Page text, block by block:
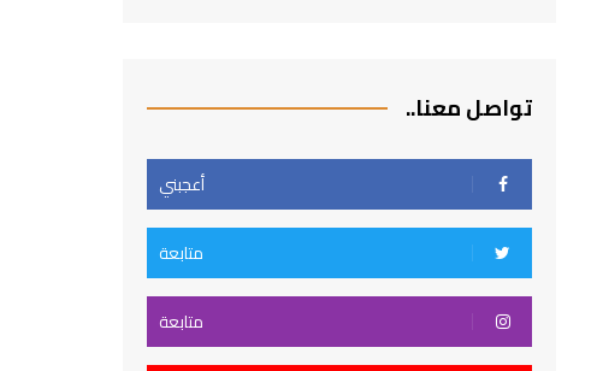
تواصل معنا..
أعجبني
متابعة
متابعة